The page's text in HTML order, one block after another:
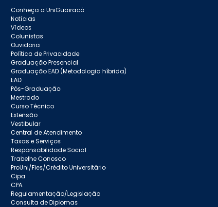
Conheça a UniGuairacá
Notícias
Vídeos
Colunistas
Ouvidoria
Política de Privacidade
Graduação Presencial
Graduação EAD (Metodologia híbrida)
EAD
Pós-Graduação
Mestrado
Curso Técnico
Extensão
Vestibular
Central de Atendimento
Taxas e Serviços
Responsabilidade Social
Trabelhe Conosco
ProUni/Fies/Crédito Universitário
Cipa
CPA
Regulamentação/Legislação
Consulta de Diplomas